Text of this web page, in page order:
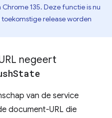
135. Deze functie is nu
release worden
negeert
State
van de service
document-URL die